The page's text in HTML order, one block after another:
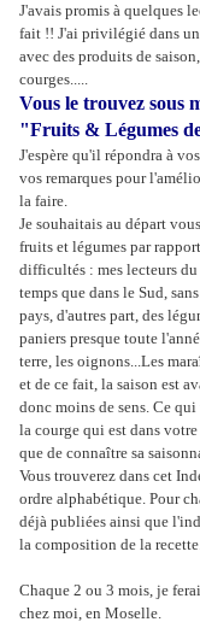
J'avais promis à quelques
fait !! J'ai privilégié dans un
avec des produits de
courges.....
Vous le trouvez sous
"Fruits & Légumes
J'espère qu'il répondra à
vos remarques pour
la faire.
Je souhaitais au départ
fruits et légumes par
difficultés : mes lecteurs du
temps que dans le Sud,
pays, d'autres part, des
paniers presque toute
terre, les oignons...Les
et de ce fait, la saison est
donc moins de sens. Ce
la courge qui est dans
que de connaître sa
Vous trouverez dans cet
ordre alphabétique. Pour
déjà publiées ainsi que
la composition de la
Chaque 2 ou 3 mois, je
chez moi, en Moselle.